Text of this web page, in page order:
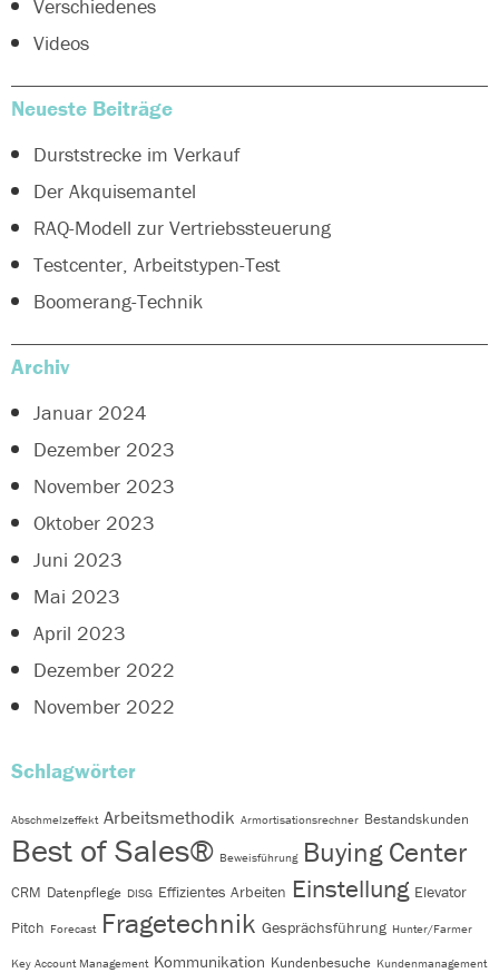
Verschiedenes
Videos
Neueste Beiträge
Durststrecke im Verkauf
Der Akquisemantel
RAQ-Modell zur Vertriebssteuerung
Testcenter, Arbeitstypen-Test
Boomerang-Technik
Archiv
Januar 2024
Dezember 2023
November 2023
Oktober 2023
Juni 2023
Mai 2023
April 2023
Dezember 2022
November 2022
Schlagwörter
Abschmelzeffekt Arbeitsmethodik Armortisationsrechner Bestandskunden
Best of Sales® Beweisführung Buying Center
CRM Datenpflege DISG Effizientes Arbeiten Einstellung Elevator
Pitch Forecast Fragetechnik Gesprächsführung Hunter/Farmer
Key Account Management Kommunikation Kundenbesuche Kundenmanagement